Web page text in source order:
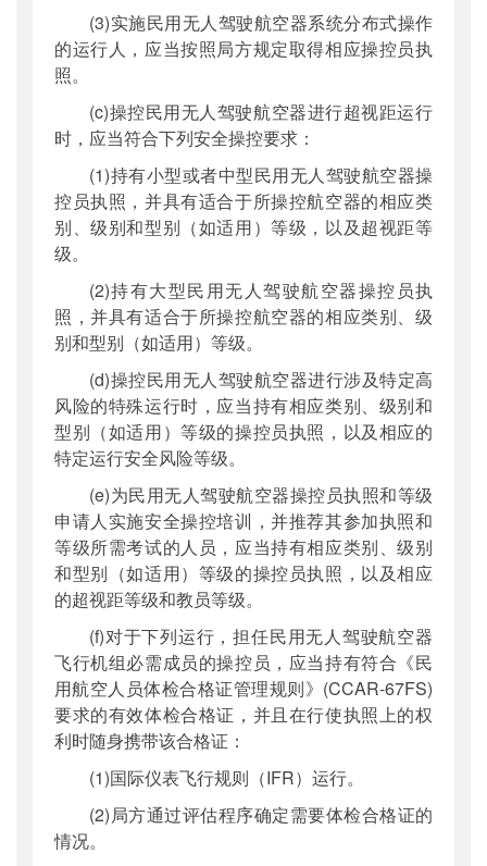
(3)实施民用无人驾驶航空器系统分布式操作
的运行人，应当按照局方规定取得相应操控员执
照。
(c)操控民用无人驾驶航空器进行超视距运行
时，应当符合下列安全操控要求：
(1)持有小型或者中型民用无人驾驶航空器操
控员执照，并具有适合于所操控航空器的相应类
别、级别和型别（如适用）等级，以及超视距等
级。
(2)持有大型民用无人驾驶航空器操控员执
照，并具有适合于所操控航空器的相应类别、级
别和型别（如适用）等级。
(d)操控民用无人驾驶航空器进行涉及特定高
风险的特殊运行时，应当持有相应类别、级别和
型别（如适用）等级的操控员执照，以及相应的
特定运行安全风险等级。
(e)为民用无人驾驶航空器操控员执照和等级
申请人实施安全操控培训，并推荐其参加执照和
等级所需考试的人员，应当持有相应类别、级别
和型别（如适用）等级的操控员执照，以及相应
的超视距等级和教员等级。
(f)对于下列运行，担任民用无人驾驶航空器
飞行机组必需成员的操控员，应当持有符合《民
用航空人员体检合格证管理规则》(CCAR-67FS)
要求的有效体检合格证，并且在行使执照上的权
利时随身携带该合格证：
(1)国际仪表飞行规则（IFR）运行。
(2)局方通过评估程序确定需要体检合格证的
情况。